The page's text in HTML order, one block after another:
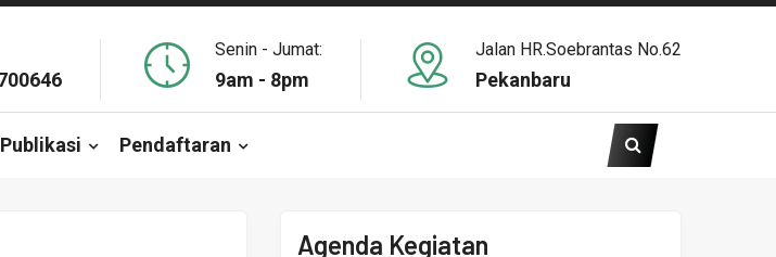
Senin - Jumat:
9am - 8pm
Jalan HR.Soebrantas No.62
Pekanbaru
Publikasi Pendaftaran
Agenda Kegiatan